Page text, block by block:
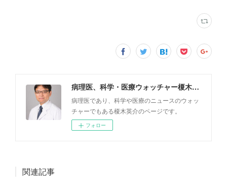
病理医、科学・医療ウォッチャー榎木英介
病理医であり、科学や医療のニュースのウォッ
チャーでもある榎木英介のページです。
フォロー
関連記事